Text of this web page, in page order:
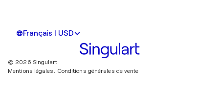
Français | USD
© 2026 Singulart
Mentions légales.
Conditions générales de vente